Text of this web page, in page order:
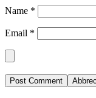
Name *
Email *